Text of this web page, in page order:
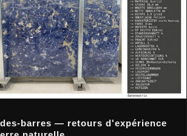
barres — retours d'expérience